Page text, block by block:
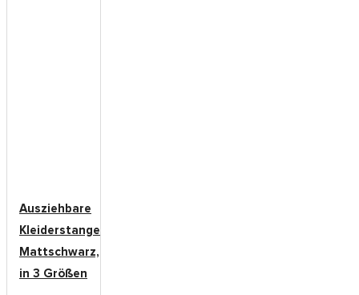
Ausziehbare
Kleiderstange
Mattschwarz,
in 3 Größen